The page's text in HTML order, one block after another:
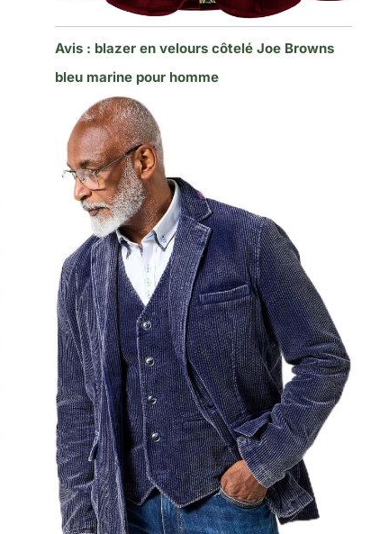
Avis : blazer en velours côtelé Joe Browns
bleu marine pour homme